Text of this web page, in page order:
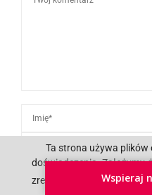
Ta strona używa plików
doświadczenia. Założymy,
zrezygnować, jeśli chcesz.
Wspieraj